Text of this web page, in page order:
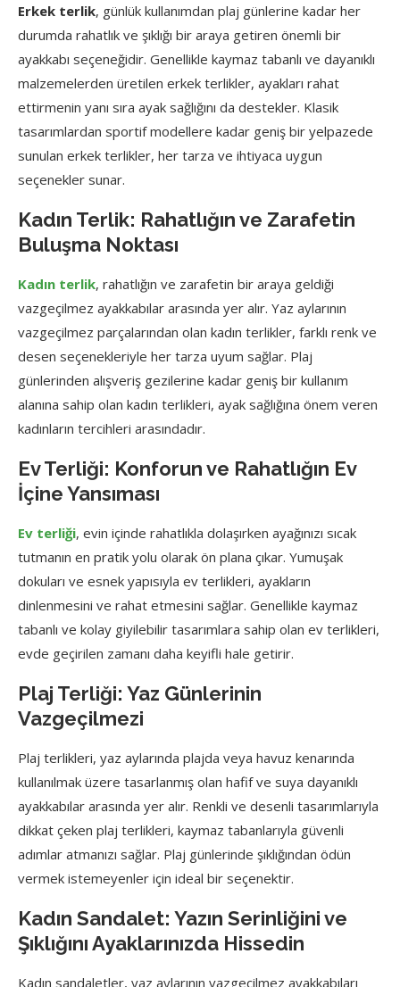
Erkek terlik, günlük kullanımdan plaj günlerine kadar her
durumda rahatlık ve şıklığı bir araya getiren önemli bir
ayakkabı seçeneğidir. Genellikle kaymaz tabanlı ve dayanıklı
malzemelerden üretilen erkek terlikler, ayakları rahat
ettirmenin yanı sıra ayak sağlığını da destekler. Klasik
tasarımlardan sportif modellere kadar geniş bir yelpazede
sunulan erkek terlikler, her tarza ve ihtiyaca uygun
seçenekler sunar.
Kadın Terlik: Rahatlığın ve Zarafetin
Buluşma Noktası
Kadın terlik, rahatlığın ve zarafetin bir araya geldiği
vazgeçilmez ayakkabılar arasında yer alır. Yaz aylarının
vazgeçilmez parçalarından olan kadın terlikler, farklı renk ve
desen seçenekleriyle her tarza uyum sağlar. Plaj
günlerinden alışveriş gezilerine kadar geniş bir kullanım
alanına sahip olan kadın terlikleri, ayak sağlığına önem veren
kadınların tercihleri arasındadır.
Ev Terliği: Konforun ve Rahatlığın Ev
İçine Yansıması
Ev terliği, evin içinde rahatlıkla dolaşırken ayağınızı sıcak
tutmanın en pratik yolu olarak ön plana çıkar. Yumuşak
dokuları ve esnek yapısıyla ev terlikleri, ayakların
dinlenmesini ve rahat etmesini sağlar. Genellikle kaymaz
tabanlı ve kolay giyilebilir tasarımlara sahip olan ev terlikleri,
evde geçirilen zamanı daha keyifli hale getirir.
Plaj Terliği: Yaz Günlerinin
Vazgeçilmezi
Plaj terlikleri, yaz aylarında plajda veya havuz kenarında
kullanılmak üzere tasarlanmış olan hafif ve suya dayanıklı
ayakkabılar arasında yer alır. Renkli ve desenli tasarımlarıyla
dikkat çeken plaj terlikleri, kaymaz tabanlarıyla güvenli
adımlar atmanızı sağlar. Plaj günlerinde şıklığından ödün
vermek istemeyenler için ideal bir seçenektir.
Kadın Sandalet: Yazın Serinliğini ve
Şıklığını Ayaklarınızda Hissedin
Kadın sandaletler, yaz aylarının vazgeçilmez ayakkabıları